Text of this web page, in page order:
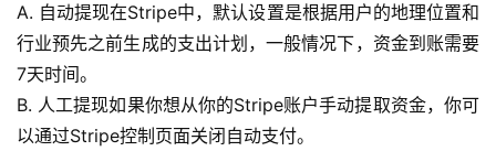
A. 自动提现在Stripe中，默认设置是根据用户的地理位置和
行业预先之前生成的支出计划，一般情况下，资金到账需要
7天时间。
B. 人工提现如果你想从你的Stripe账户手动提取资金，你可
以通过Stripe控制页面关闭自动支付。